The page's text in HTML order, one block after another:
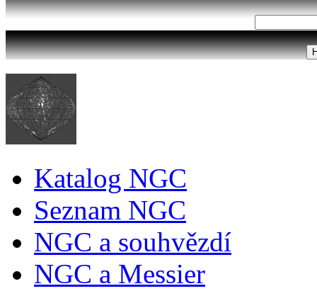
Katalog NGC
Seznam NGC
NGC a souhvězdí
NGC a Messier